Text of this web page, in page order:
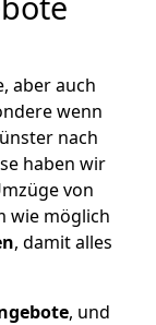
aber auch
wenn
nach
haben wir
von
wie möglich
, damit alles
, und